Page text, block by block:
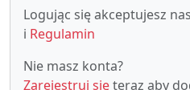
Logując się akceptujesz
i Regulamin
Nie masz konta?
Zarejestruj sięteraz aby